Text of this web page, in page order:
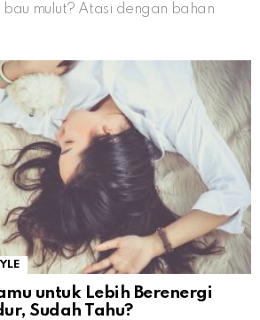
bau mulut? Atasi dengan bahan
untuk Lebih Berenergi
Sudah Tahu?